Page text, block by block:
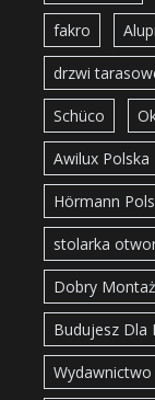
fakro
drzwi
Schüco
Awilux Polska
Hörmann
stolarka
Dobry Montaż
Budujesz Dla